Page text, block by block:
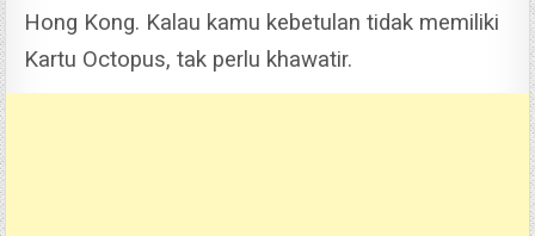
Hong Kong. Kalau kamu kebetulan tidak memiliki
Kartu Octopus, tak perlu khawatir.